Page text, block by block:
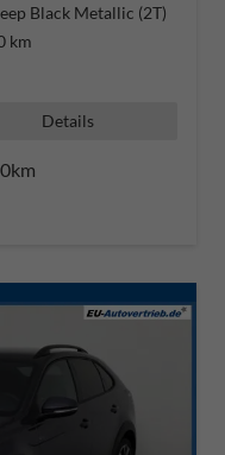
Black Metallic (2T)
km
Details